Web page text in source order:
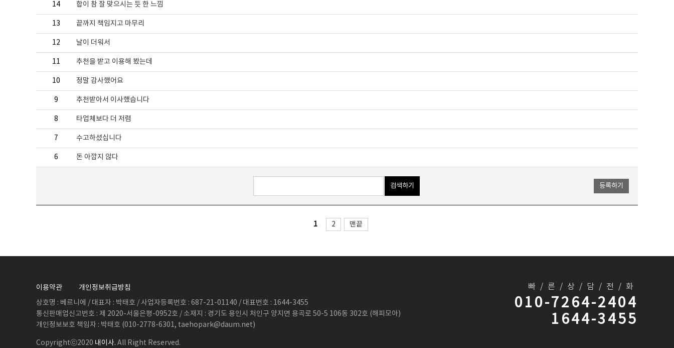
14 합이 참 잘 맞으시는 듯 한 느낌
13 끝까지 책임지고 마무리
12 날이 더워서
11 추천을 받고 이용해 봤는데
10 정말 감사했어요
9 추천받아서 이사했습니다
8 타업체보다 더 저렴
7 수고하셨십니다
6 돈 아깝지 않다
1 2 맨끝
빠/른/상/담/전/화
010-7264-2404
1644-3455
이용약관
개인정보취급방침
상호명 : 베르니에 / 대표자 : 박태호 / 사업자등록번호 : 687-21-01140 / 대표번호 : 1644-3455
통신판매업신고번호 : 제 2020-서울은평-0952호 / 소재지 : 경기도 용인시 처인구 양지면 용곡로 50-5 106동 302호 (해피모아)
개인정보보호 책임자 : 박태호 (010-2778-6301, taehopark@daum.net)
Copyrightⓒ2020 내이사. All Right Reserved.